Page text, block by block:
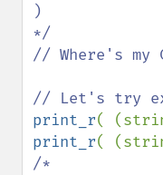
)
*/
// Where's my
print_r(
print_r(
/*